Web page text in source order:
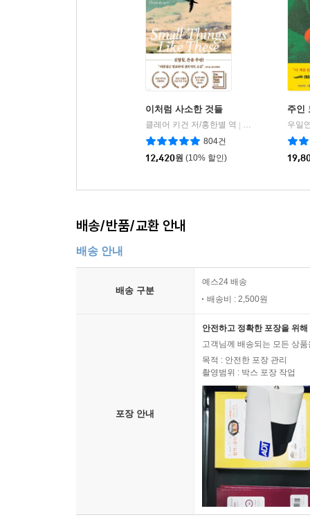
이처럼 사소한 것들
클레어 키건 저/홍한별 역
다산책방
804건
12,420원 (10% 할인)
주인
우일
배송/반품/교환 안내
배송 안내
배송 구분
예스24 배송
배송비 : 2,500원
포장 안내
안전하고 정확한 포장을 위
고객님께 배송되는 모든 상
목적 : 안전한 포장 관리
촬영범위 : 박스 포장 작업